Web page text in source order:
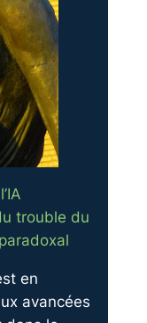
trouble du
en
avancées